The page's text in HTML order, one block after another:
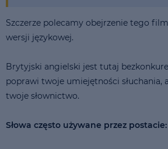
Szczerze polecamy obejrzenie tego
wersji językowej.
Brytyjski angielski jest tutaj
poprawi twoje umiejętności słuchania,
twoje słownictwo.
Słowa często używane przez postacie: